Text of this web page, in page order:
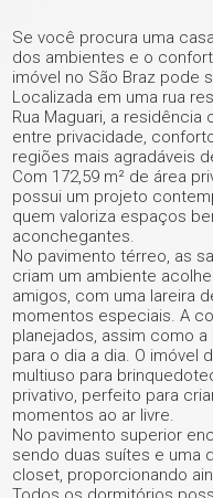
Se você procura uma
dos ambientes e o
imóvel no São Braz pode
Localizada em uma rua
Rua Maguari, a
entre privacidade,
regiões mais agradáveis
Com 172,59 m² de área
possui um projeto
quem valoriza espaços
aconchegantes.
No pavimento térreo, as
criam um ambiente
amigos, com uma lareira
momentos especiais. A
planejados, assim como
para o dia a dia. O imóvel
multiuso para
privativo, perfeito para
momentos ao ar livre.
No pavimento superior
sendo duas suítes e uma
closet, proporcionando